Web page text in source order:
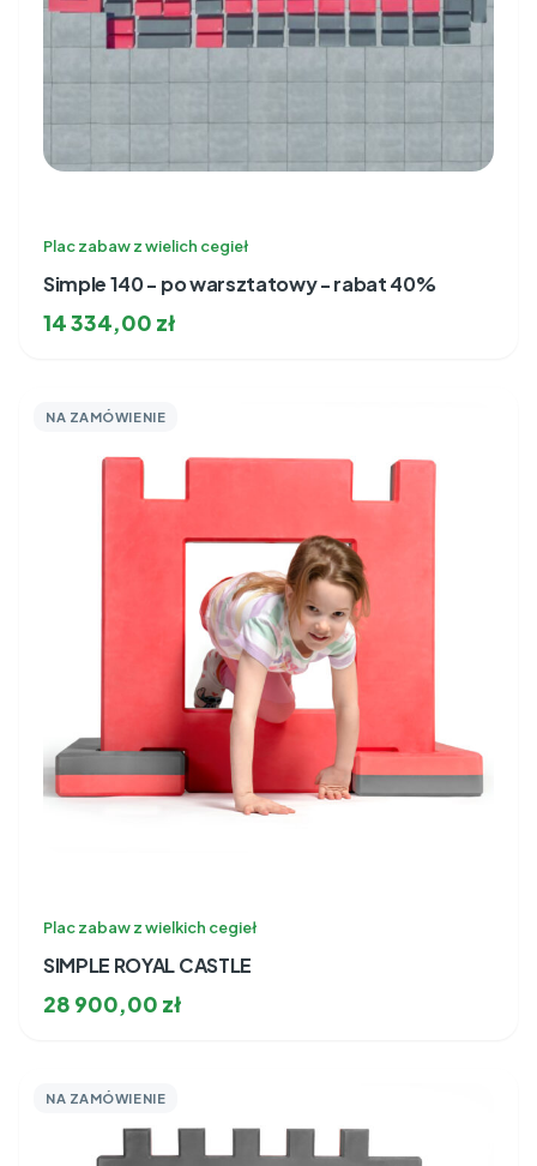
Plac zabaw z wielich cegieł
Simple 140 - po warsztatowy - rabat 40%
14 334,00 zł
NA ZAMÓWIENIE
Plac zabaw z wielkich cegieł
SIMPLE ROYAL CASTLE
28 900,00 zł
NA ZAMÓWIENIE